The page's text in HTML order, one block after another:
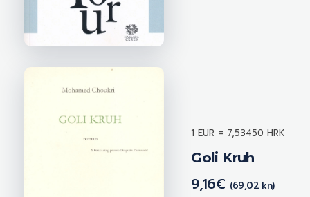
Goli Kruh
9,16€ (69,02 kn)
1 EUR = 7,53450 HRK